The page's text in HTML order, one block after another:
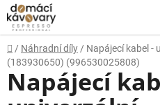
Přejít
na
obsah
Domů
/ Náhradní díly / Napájecí kabel -
(183930650) (996530025808)
Napájecí